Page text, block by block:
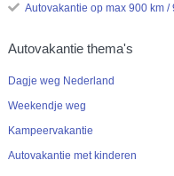
Autovakantie op max 900 km
Autovakantie thema's
Dagje weg Nederland
Weekendje weg
Kampeervakantie
Autovakantie met kinderen